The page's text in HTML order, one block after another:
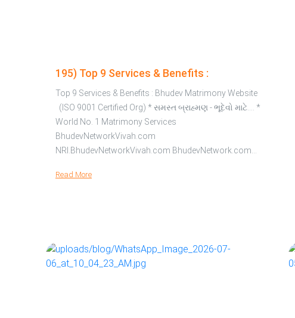
195) Top 9 Services & Benefits :
Top 9 Services & Benefits : Bhudev Matrimony Website
(ISO 9001 Certified Org) * સમસ્ત બ્રાહ્મણ - ભૂદેવો માટે.... *
World No. 1 Matrimony Services
BhudevNetworkVivah.com
NRI.BhudevNetworkVivah.com BhudevNetwork.com…
Read More